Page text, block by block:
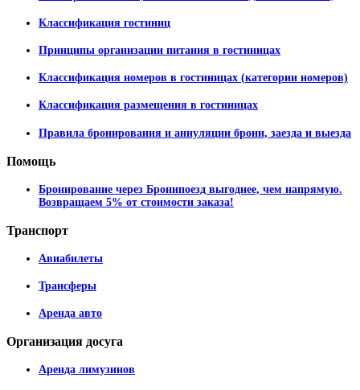
Классификация гостиниц
Принципы организации питания в гостиницах
Классификация номеров в гостиницах (категории номеров)
Классификация размещения в гостиницах
Правила бронирования и аннуляции брони, заезда и выезда
Помощь
Бронирование через Бронипоезд выгоднее, чем напрямую.
Возвращаем 5% от стоимости заказа!
Транспорт
Авиабилеты
Трансферы
Аренда авто
Организация досуга
Аренда лимузинов